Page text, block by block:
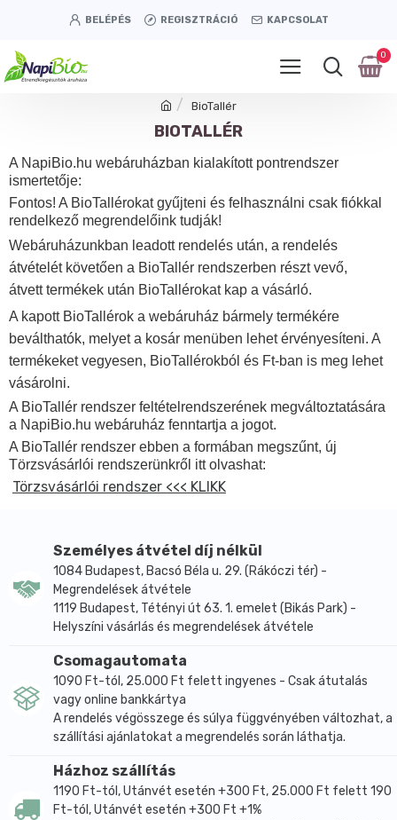
BELÉPÉS REGISZTRÁCIÓ KAPCSOLAT
0
BioTallér
BIOTALLÉR
A NapiBio.hu webáruházban kialakított pontrendszer
ismertetője:
Fontos! A BioTallérokat gyűjteni és felhasználni csak fiókkal
rendelkező megrendelőink tudják!
Webáruházunkban leadott rendelés után, a rendelés
átvételét követően a BioTallér rendszerben részt vevő,
átvett termékek után BioTallérokat kap a vásárló.
A kapott BioTallérok a webáruház bármely termékére
beválthatók, melyet a kosár menüben lehet érvényesíteni. A
termékeket vegyesen, BioTallérokból és Ft-ban is meg lehet
vásárolni.
A BioTallér rendszer feltételrendszerének megváltoztatására
a NapiBio.hu webáruház fenntartja a jogot.
A BioTallér rendszer ebben a formában megszűnt, új
Törzsvásárlói rendszerünkről itt olvashat:
Törzsvásárlói rendszer <<< KLIKK
Személyes átvétel díj nélkül
1084 Budapest, Bacsó Béla u. 29. (Rákóczi tér) -
Megrendelések átvétele
1119 Budapest, Tétényi út 63. 1. emelet (Bikás Park) -
Helyszíni vásárlás és megrendelések átvétele
Csomagautomata
1090 Ft-tól, 25.000 Ft felett ingyenes - Csak átutalás
vagy online bankkártya
A rendelés végösszege és súlya függvényében változhat, a
szállítási ajánlatokat a megrendelés során láthatja.
Házhoz szállítás
1190 Ft-tól, Utánvét esetén +300 Ft, 25.000 Ft felett 190
Ft-tól, Utánvét esetén +300 Ft +1%